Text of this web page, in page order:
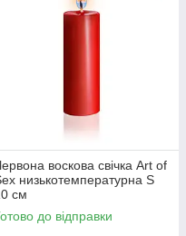
воскова свічка Art of
низькотемпературна S
см
до відправки